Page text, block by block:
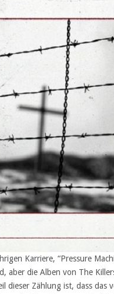
Karriere, “Pressure
aber die Alben von The
dieser Zählung ist, dass das